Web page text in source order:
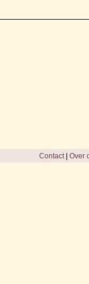
Contact| Over